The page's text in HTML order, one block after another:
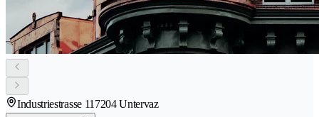
Industriestrasse 11 7204 Untervaz